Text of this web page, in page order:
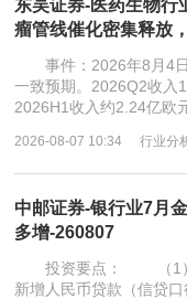
东吴证券-医药生物
瘤管线催化密集释放
事件：2026年8月4日
一致预期。2026Q2收入
2026H1收入约2.24亿欧
2026-08-07 10:34 行业分
中邮证券-银行业7月
多增-260807
投资要点： （1）预
新增人民币贷款（信贷